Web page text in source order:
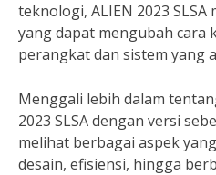
teknologi, ALIEN 2023
yang dapat mengubah cara
perangkat dan sistem yang
Menggali lebih dalam
2023 SLSA dengan versi
melihat berbagai aspek
desain, efisiensi, hingga